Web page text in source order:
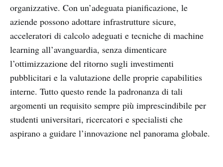
organizzative. Con un’adeguata pianificazione, le
aziende possono adottare infrastrutture sicure,
acceleratori di calcolo adeguati e tecniche di machine
learning all’avanguardia, senza dimenticare
l’ottimizzazione del ritorno sugli investimenti
pubblicitari e la valutazione delle proprie capabilities
interne. Tutto questo rende la padronanza di tali
argomenti un requisito sempre più imprescindibile per
studenti universitari, ricercatori e specialisti che
aspirano a guidare l’innovazione nel panorama globale.